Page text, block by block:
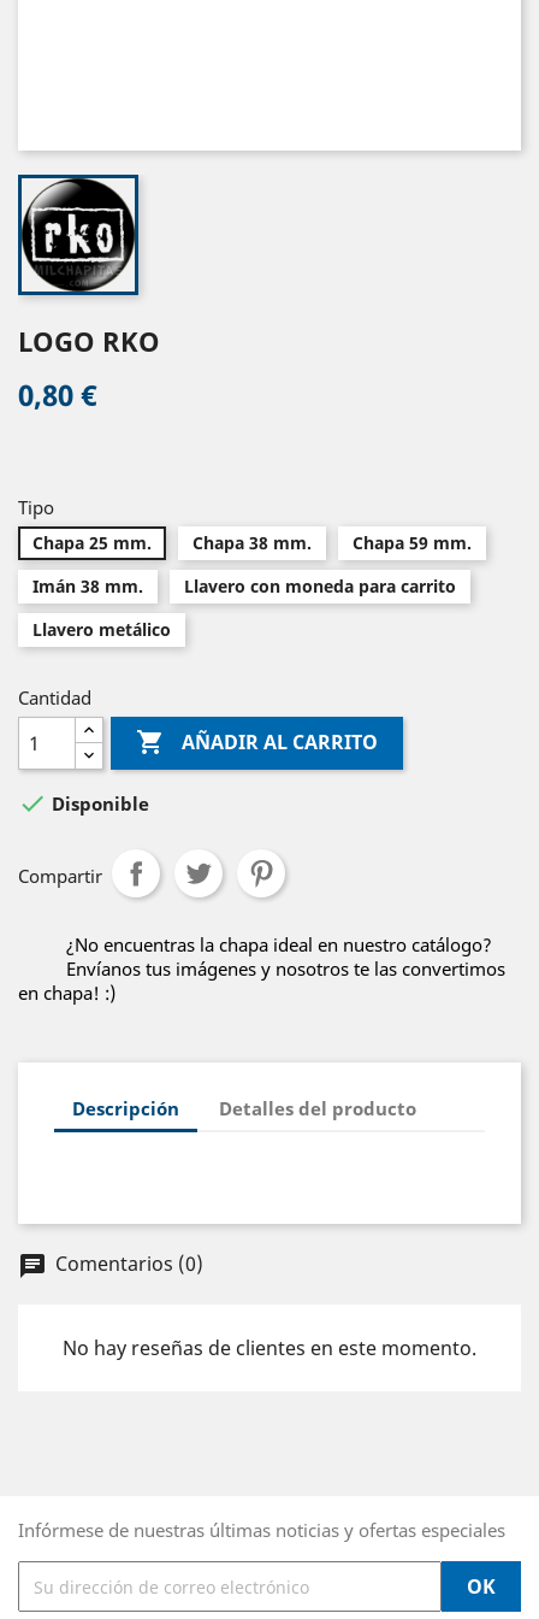
LOGO RKO
0,80 €
Tipo
Chapa 25 mm. Chapa 38 mm.
Chapa 59 mm.
Imán 38 mm.
Llavero con moneda para carrito
Llavero metálico
Cantidad
 AÑADIR AL CARRITO
 Disponible
Compartir
¿No encuentras la chapa ideal en nuestro catálogo?
Envíanos tus imágenes y nosotros te las convertimos
en chapa! :)
Descripción Detalles del producto
chat Comentarios (0)
No hay reseñas de clientes en este momento.
Infórmese de nuestras últimas noticias y ofertas especiales